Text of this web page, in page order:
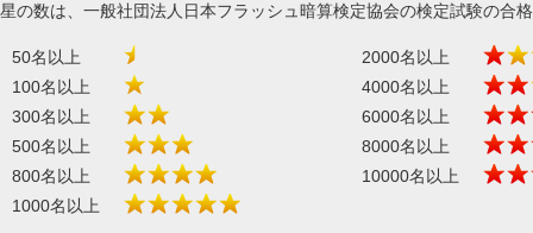
星の数は、一般社団法人日本フラッシュ暗算検定協会の検定試験の合
50名以上
2000名以上
100名以上
4000名以上
300名以上
6000名以上
500名以上
8000名以上
800名以上
10000名以上
1000名以上